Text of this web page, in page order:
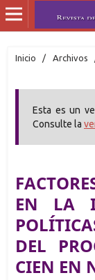
Inicio / Archivos
Esta es un
Consulte la
EN LA
DEL
CIEN EN